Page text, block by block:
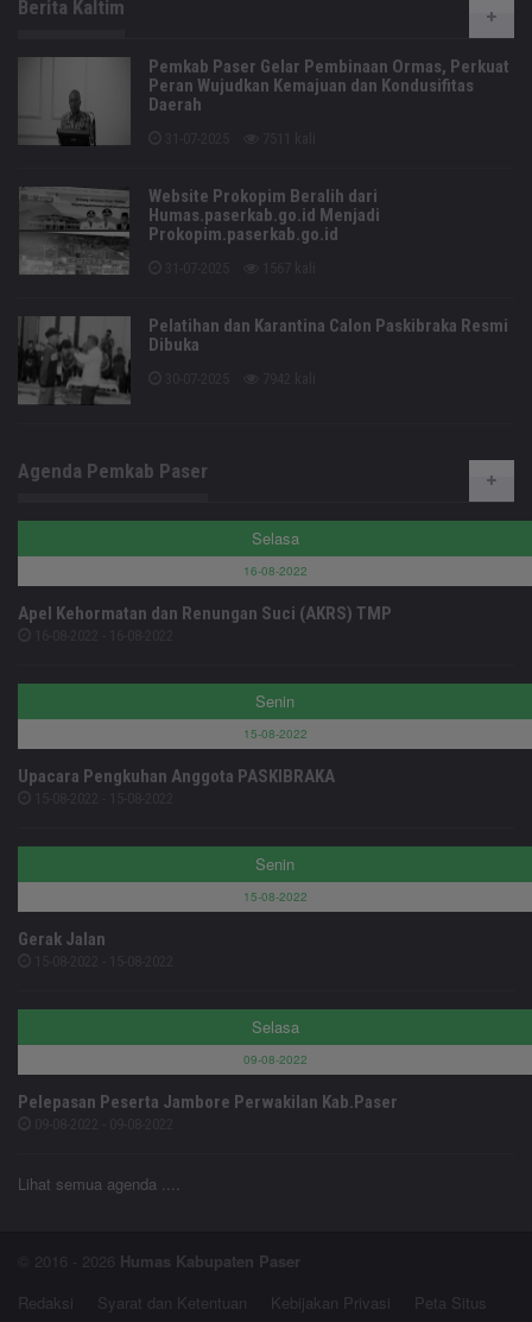
Berita Kaltim
Pemkab Paser Gelar Pembinaan Ormas, Perkuat
Peran Wujudkan Kemajuan dan Kondusifitas
Daerah
Website Prokopim Beralih dari
Humas.paserkab.go.id Menjadi
Prokopim.paserkab.go.id
Pelatihan dan Karantina Calon Paskibraka Resmi
Dibuka
Agenda Pemkab Paser
Selasa
16-08-2022
Apel Kehormatan dan Renungan Suci (AKRS) TMP
Senin
15-08-2022
Upacara Pengkuhan Anggota PASKIBRAKA
Senin
15-08-2022
Gerak Jalan
Selasa
09-08-2022
Pelepasan Peserta Jambore Perwakilan Kab.Paser
Lihat semua agenda ....
© 2016 - 2026 Humas Kabupaten Paser
Redaksi
Syarat dan Ketentuan Kebijakan Privasi Peta Situs